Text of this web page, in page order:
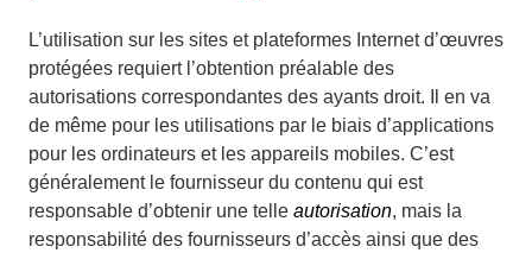
L’utilisation sur les sites et plateformes Internet d’œuvres
protégées requiert l’obtention préalable des
autorisations correspondantes des ayants droit. Il en va
de même pour les utilisations par le biais d’applications
pour les ordinateurs et les appareils mobiles. C’est
généralement le fournisseur du contenu qui est
responsable d’obtenir une telle autorisation, mais la
responsabilité des fournisseurs d’accès ainsi que des